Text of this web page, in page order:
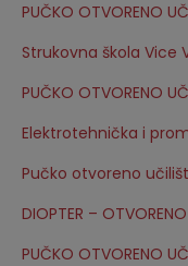
PUČKO OTVORENO
Strukovna škola Vice
PUČKO OTVORENO
Elektrotehnička i
Pučko otvoreno
DIOPTER – OTVORENO
PUČKO OTVORENO